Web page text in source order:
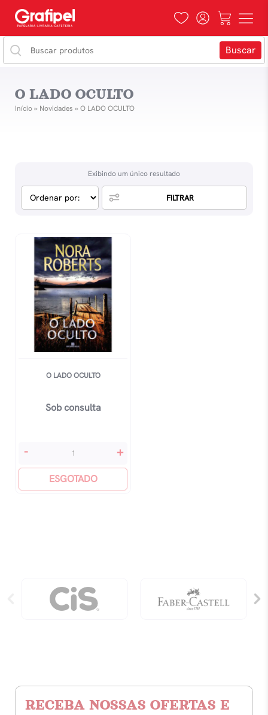
O LADO OCULTO
Início» Novidades » O LADO OCULTO
Exibindo um único resultado
FILTRAR
O LADO OCULTO
Sob consulta
O
quantidade
- +
ESGOTADO
RECEBA NOSSAS OFERTAS E